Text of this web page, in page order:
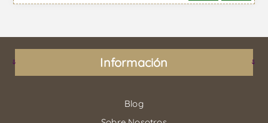
Información
Blog